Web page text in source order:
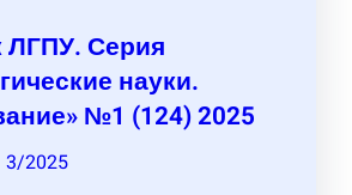
ЛГПУ. Серия
науки.
№1 (124) 2025
3/2025